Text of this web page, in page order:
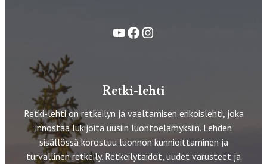
YouTube
FacebookInstagram
Retki-lehti
Retki-lehti on retkeilyn ja vaeltamisen erikoislehti, joka
innostaa lukijoita uusiin luontoelämyksiin. Lehden
sisällössä korostuu luonnon kunnioittaminen ja
turvallinen retkeily. Retkeilytaidot, uudet varusteet ja